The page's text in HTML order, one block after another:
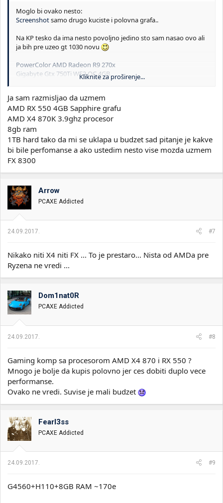
Moglo bi ovako nesto:
Screenshotsamo drugo kuciste i polovna grafa..
Na KP tesko da ima nesto povoljno jedino sto sam nasao ovo ali
ja bih pre uzeo gt 1030 novu
PowerColor AMD Radeon R9 270x
Gigabyte Gtx 750Ti WF2 OC 4GB
Asus GTX 760 DirectCU II OC 2GB/256bit
Kliknite za proširenje...
Ja sam razmisljao da uzmem
AMD RX 550 4GB Sapphire grafu
AMD X4 870K 3.9ghz procesor
8gb ram
1TB hard tako da mi se uklapa u budzet sad pitanje je kakve
bi bile perfomanse a ako ustedim nesto vise mozda uzmem
FX 8300
Arrow
PCAXE Addicted
24.09.2017. #7
Nikako niti X4 niti FX ... To je prestaro... Nista od AMDa pre
Ryzena ne vredi ...
Dom1nat0R
PCAXE Addicted
24.09.2017. #8
Gaming komp sa procesorom AMD X4 870 i RX 550 ?
Mnogo je bolje da kupis polovno jer ces dobiti duplo vece
performanse.
Ovako ne vredi. Suvise je mali budzet
Fearl3ss
PCAXE Addicted
24.09.2017. #9
G4560+H110+8GB RAM ~170e